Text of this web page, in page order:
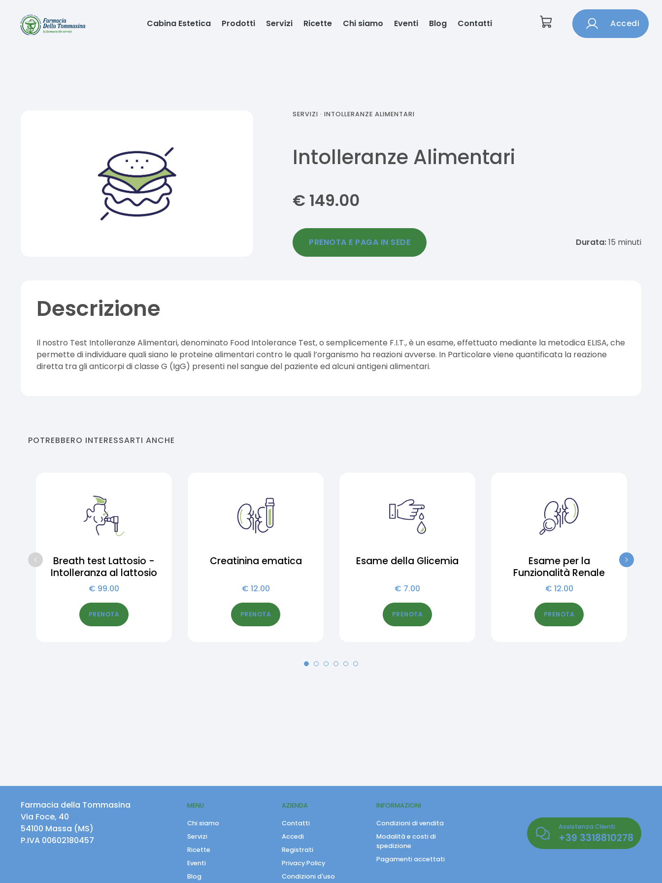
Cabina Estetica Prodotti Servizi Ricette Chi siamo Eventi Blog Contatti Accedi
SERVIZI · INTOLLERANZE ALIMENTARI
Intolleranze Alimentari
€ 149.00
PRENOTA E PAGA IN SEDE Durata:15 minuti
Descrizione
Il nostro Test Intolleranze Alimentari, denominato Food Intolerance Test, o semplicemente F.I.T., è un esame, effettuato mediante la metodica ELISA, che
permette di individuare quali siano le proteine alimentari contro le quali l’organismo ha reazioni avverse. In Particolare viene quantificata la reazione
diretta tra gli anticorpi di classe G (IgG) presenti nel sangue del paziente ed alcuni antigeni alimentari.
POTREBBERO INTERESSARTI ANCHE
Breath test Lattosio -
Intolleranza al lattosio
€ 99.00
PRENOTA
Creatinina ematica
€ 12.00
PRENOTA
Esame della Glicemia
€ 7.00
PRENOTA
Esame per la
Funzionalità Renale
€ 12.00
PRENOTA
Farmacia della Tommasina
Via Foce, 40
54100 Massa (MS)
P.IVA 00602180457
MENU
Chi siamo
Servizi
Ricette
Eventi
Blog
AZIENDA
Contatti
Accedi
Registrati
Privacy Policy
Condizioni d'uso
INFORMAZIONI
Condizioni di vendita
Modalità e costi di
spedizione
Pagamenti accettati
Assistenza Clienti
+39 3318810278